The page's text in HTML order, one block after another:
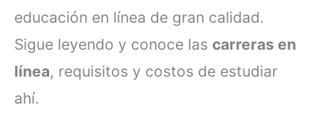
educación en línea de gran calidad.
Sigue leyendo y conoce las carreras en
línea, requisitos y costos de estudiar
ahí.